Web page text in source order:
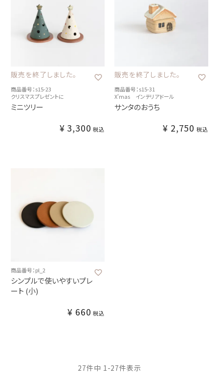
販売を終了しました。
商品番号：s15-23
クリスマスプレゼントに
ミニツリー
¥ 3,300 税込
販売を終了しました。
商品番号：s15-31
X'mas インテリアドール
サンタのおうち
¥ 2,750 税込
商品番号：pl_2
シンプルで使いやすいプレ
ート (小)
¥ 660 税込
27件中 1-27件表示